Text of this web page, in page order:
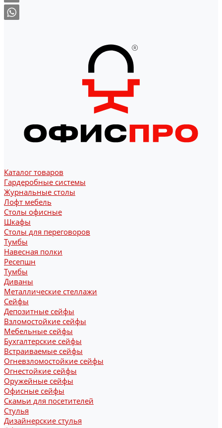
Каталог товаров
Гардеробные системы
Журнальные столы
Лофт мебель
Столы офисные
Шкафы
Столы для переговоров
Тумбы
Навесная полки
Ресепшн
Тумбы
Диваны
Металлические стеллажи
Сейфы
Депозитные сейфы
Взломостойкие сейфы
Мебельные сейфы
Бухгалтерские сейфы
Встраиваемые сейфы
Огневзломостойкие сейфы
Огнестойкие сейфы
Оружейные сейфы
Офисные сейфы
Скамьи для посетителей
Стулья
Дизайнерские стулья